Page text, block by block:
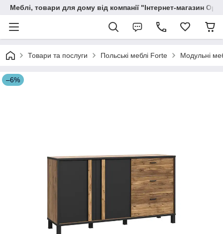
Меблі, товари для дому від компанії "Інтернет-магазин
Товари та послуги Польські меблі Forte Модульні
–6%